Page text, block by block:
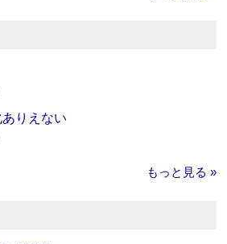
りえない
もっと見る »